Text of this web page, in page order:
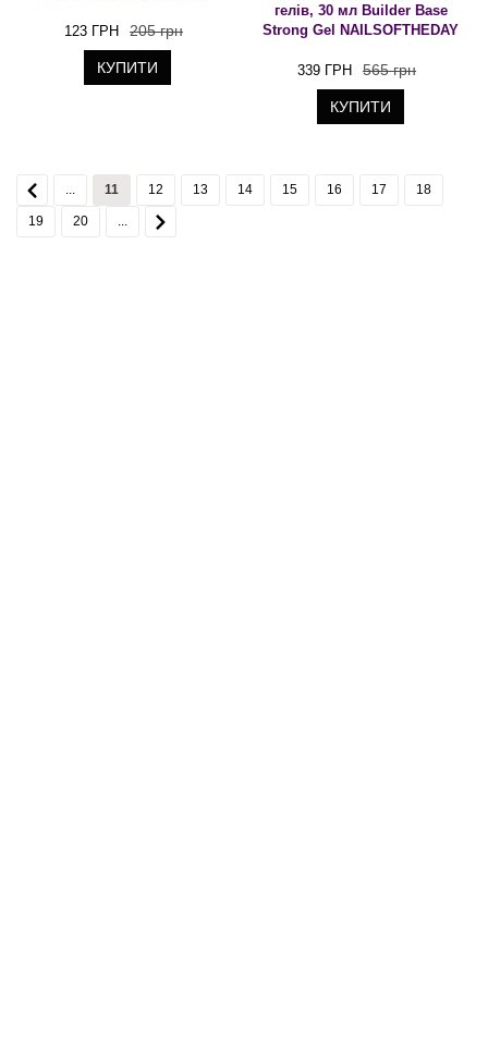
123 ГРН 205 грн
КУПИТИ
гелів, 30 мл Builder Base
Strong Gel NAILSOFTHEDAY
339 ГРН 565 грн
КУПИТИ
... 11 12 13 14 15 16 17 18
19 20 ...